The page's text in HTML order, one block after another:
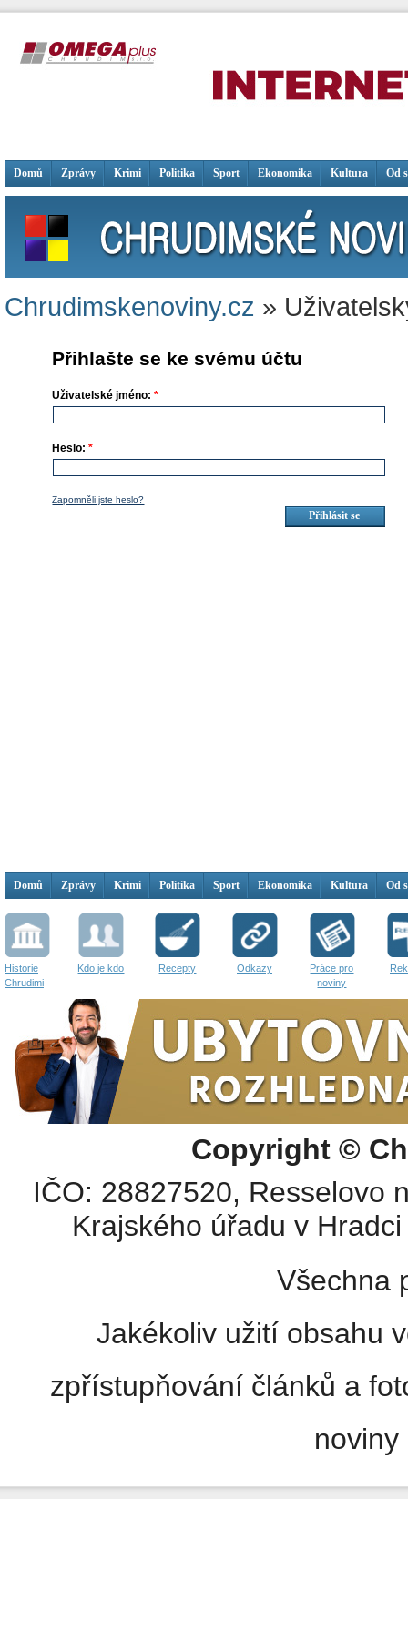
Domů Zprávy Krimi Politika Sport Ekonomika Kultura Od
Chrudimskenoviny.cz »
Přihlašte se ke svému účtu
Uživatelské jméno:*
Heslo:*
Zapomněli jste heslo?
Domů Zprávy Krimi Politika Sport Ekonomika Kultura Od
Historie
Chrudimi
Kdo je kdo Recepty Odkazy
Práce pro
noviny
Copyright ©
IČO: 28827520, Resselovo
Krajského úřadu v
Všechna
Jakékoliv užití obsahu
zpřístupňování článků a